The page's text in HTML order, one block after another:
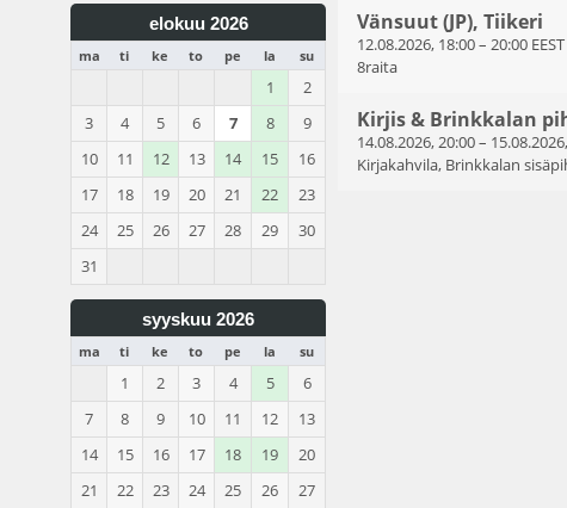
elokuu 2026
ma ti ke to pe la su
1
2
3
4 5 6 7 8
9
10
11 12 13 14 15
16
17
18 19 20 21 22
23
24
25 26 27 28 29
30
31
syyskuu 2026
ma ti ke to pe la su
1 2 3 4 5
6
7
8 9 10 11 12
13
14
15 16 17 18 19
20
21
22 23 24 25 26 27
Vänsuut (JP), Tiikeri
12.08.2026, 18:00– 20:00 EEST
8raita
Kirjis & Brinkkalan
14.08.2026, 20:00–
Kirjakahvila, Brinkkalan